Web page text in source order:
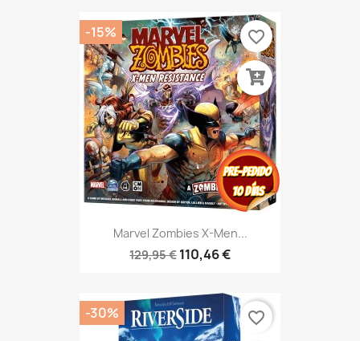
Marvel Zombies X-Men...
129,95 € 110,46 €
-15% favorite_border
-30% favorite_border